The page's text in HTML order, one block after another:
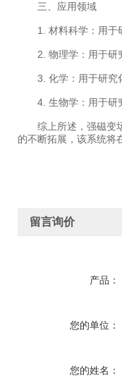
三、应用领域
1. 材料科学：用于研
2. 物理学：用于研究
3. 化学：用于研究化
4. 生物学：用于研究
综上所述，强磁变场
的不断拓展，该系统将
留言询价
产品：
您的单位：
您的姓名：